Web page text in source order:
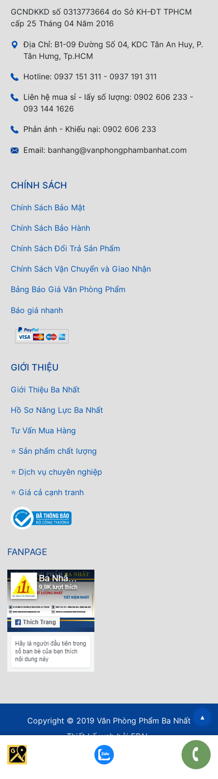
GCNDKKD số 0313773664 do Sở KH-ĐT TPHCM
cấp 25 Tháng 04 Năm 2016
Địa Chỉ: B1-09 Đường Số 04, KDC Tân An Huy, P.
Tân Hưng, Tp.HCM
Hotline: 0937 151 311 - 0937 191 311
Liên hệ mua sỉ - lấy số lượng: 0902 606 233 -
093 144 1626
Phản ánh - Khiếu nại: 0902 606 233
Email: banhang@vanphongphambanhat.com
CHÍNH SÁCH
Chính Sách Bảo Mật
Chính Sách Bảo Hành
Chính Sách Đổi Trả Sản Phẩm
Chính Sách Vận Chuyển và Giao Nhận
Bảng Báo Giá Văn Phòng Phẩm
Báo giá nhanh
GIỚI THIỆU
Giới Thiệu Ba Nhất
Hồ Sơ Năng Lực Ba Nhất
Tư Vấn Mua Hàng
⭐ Sản phẩm chất lượng
⭐ Dịch vụ chuyên nghiệp
⭐ Giá cả cạnh tranh
FANPAGE
Copyright © 2019 Văn Phòng Phẩm Ba Nhất
Thiết kế webbởi EPAL.
▴